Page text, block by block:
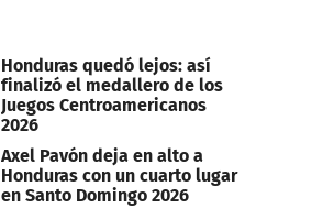
Honduras quedó lejos: así
finalizó el medallero de los
Juegos Centroamericanos
2026
Axel Pavón deja en alto a
Honduras con un cuarto lugar
en Santo Domingo 2026